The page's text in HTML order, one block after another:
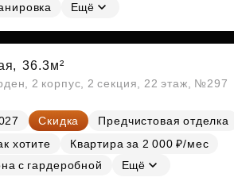
Ещё
36.3м²
2 корпус, 2 секция, 22 этаж, №297
Скидка
Предчистовая отделка
хотите
Квартира за 2 000 ₽/мес
с гардеробной
Ещё